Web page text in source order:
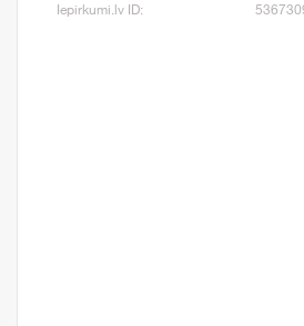
Iepirkumi.lv ID: